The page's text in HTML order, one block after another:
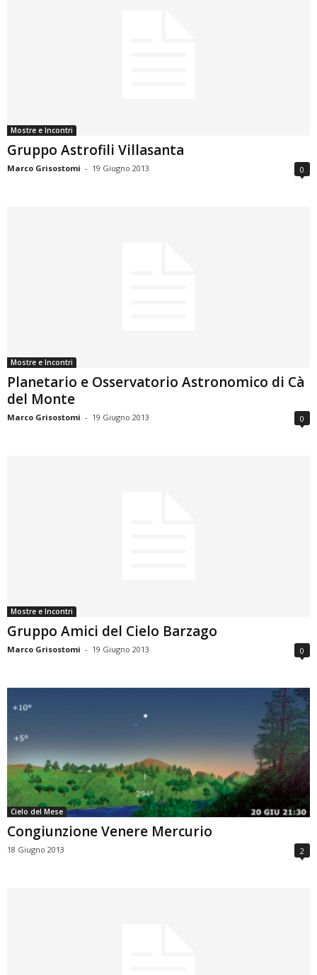
Mostre e Incontri
Gruppo Astrofili Villasanta
Marco Grisostomi - 19 Giugno 2013 0
Mostre e Incontri
Planetario e Osservatorio Astronomico di Cà
del Monte
Marco Grisostomi - 19 Giugno 2013 0
Mostre e Incontri
Gruppo Amici del Cielo Barzago
Marco Grisostomi - 19 Giugno 2013 0
Cielo del Mese
Congiunzione Venere Mercurio
18 Giugno 2013 2